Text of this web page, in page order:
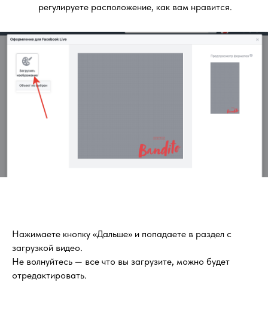
регулируете расположение, как вам нравится.
Нажимаете кнопку «Дальше» и попадаете в раздел с
загрузкой видео.
Не волнуйтесь — все что вы загрузите, можно будет
отредактировать.